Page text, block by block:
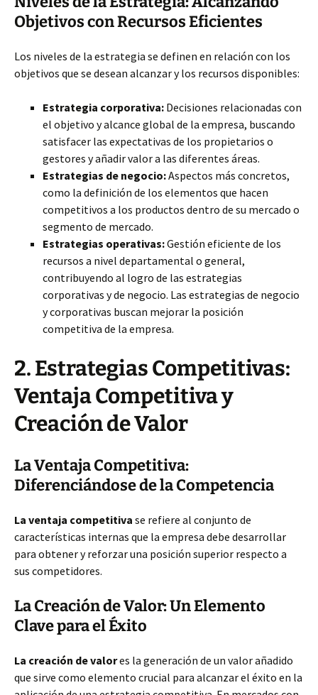
Objetivos con Recursos Eficientes
Los niveles de la estrategia se definen en relación con los
objetivos que se desean alcanzar y los recursos disponibles:
Estrategia corporativa: Decisiones relacionadas con
el objetivo y alcance global de la empresa, buscando
satisfacer las expectativas de los propietarios o
gestores y añadir valor a las diferentes áreas.
Estrategias de negocio:Aspectos más concretos,
como la definición de los elementos que hacen
competitivos a los productos dentro de su mercado o
segmento de mercado.
Estrategias operativas:Gestión eficiente de los
recursos a nivel departamental o general,
contribuyendo al logro de las estrategias
corporativas y de negocio. Las estrategias de negocio
y corporativas buscan mejorar la posición
competitiva de la empresa.
2. Estrategias Competitivas:
Ventaja Competitiva y
Creación de Valor
La Ventaja Competitiva:
Diferenciándose de la Competencia
La ventaja competitiva se refiere al conjunto de
características internas que la empresa debe desarrollar
para obtener y reforzar una posición superior respecto a
sus competidores.
La Creación de Valor: Un Elemento
Clave para el Éxito
La creación de valores la generación de un valor añadido
que sirve como elemento crucial para alcanzar el éxito en la